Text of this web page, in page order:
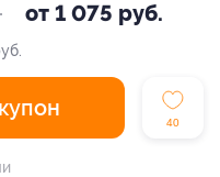
от 1 075 руб.
40